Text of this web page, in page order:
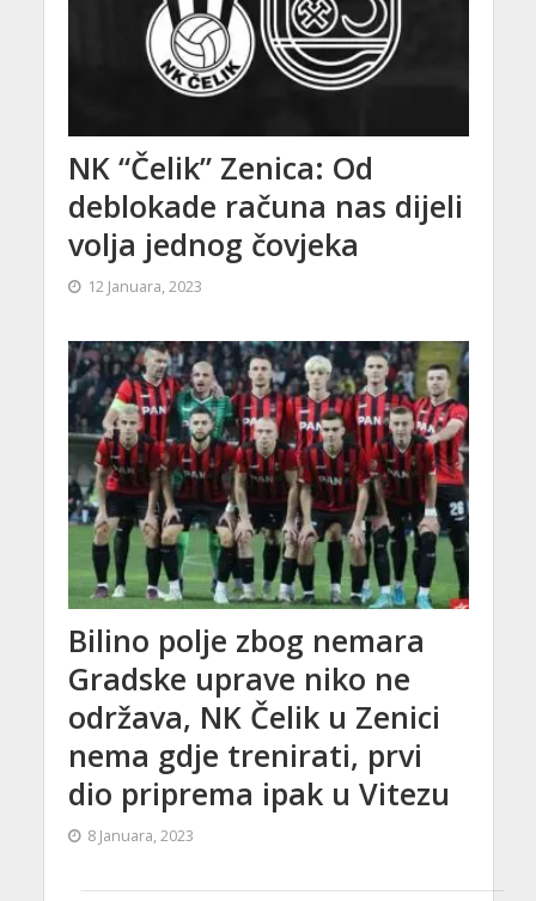
NK “Čelik” Zenica: Od
deblokade računa nas dijeli
volja jednog čovjeka
12 Januara, 2023
Bilino polje zbog nemara
Gradske uprave niko ne
održava, NK Čelik u Zenici
nema gdje trenirati, prvi
dio priprema ipak u Vitezu
8 Januara, 2023